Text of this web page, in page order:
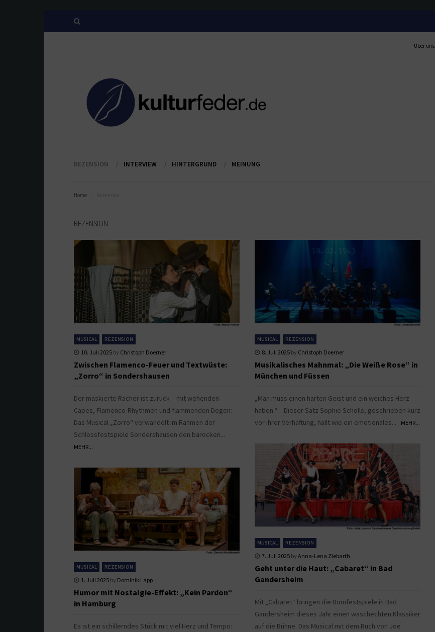
Über uns
REZENSION INTERVIEW HINTERGRUND MEINUNG
Home
REZENSION
MUSICAL REZENSION
10. Juli 2025 by Christoph Doerner
Zwischen Flamenco-Feuer und Textwüste:
„Zorro“ in Sondershausen
Der maskierte Rächer ist zurück – mit wehenden
Capes, Flamenco-Rhythmen und flammenden Degen:
Das Musical „Zorro“ verwandelt im Rahmen der
Schlossfestspiele Sondershausen den barocken...
MEHR...
MUSICAL REZENSION
8. Juli 2025 by Christoph Doerner
Musikalisches Mahnmal: „Die Weiße Rose“ in
München und Füssen
„Man muss einen harten Geist und ein weiches Herz
haben.“ – Dieser Satz Sophie Scholls, geschrieben kurz
vor ihrer Verhaftung, hallt wie ein emotionales...
MEHR...
MUSICAL REZENSION
7. Juli 2025 by Anna-Lena Ziebarth
Geht unter die Haut: „Cabaret“ in Bad
Gandersheim
Mit „Cabaret“ bringen die Domfestspiele in Bad
Gandersheim dieses Jahr einen waschechten Klassiker
auf die Bühne. Das Musical mit dem Buch von Joe
MUSICAL REZENSION
1. Juli 2025 by Dominik Lapp
Humor mit Nostalgie-Effekt: „Kein Pardon“
in Hamburg
Es ist ein schillerndes Stück mit viel Herz und Tempo: